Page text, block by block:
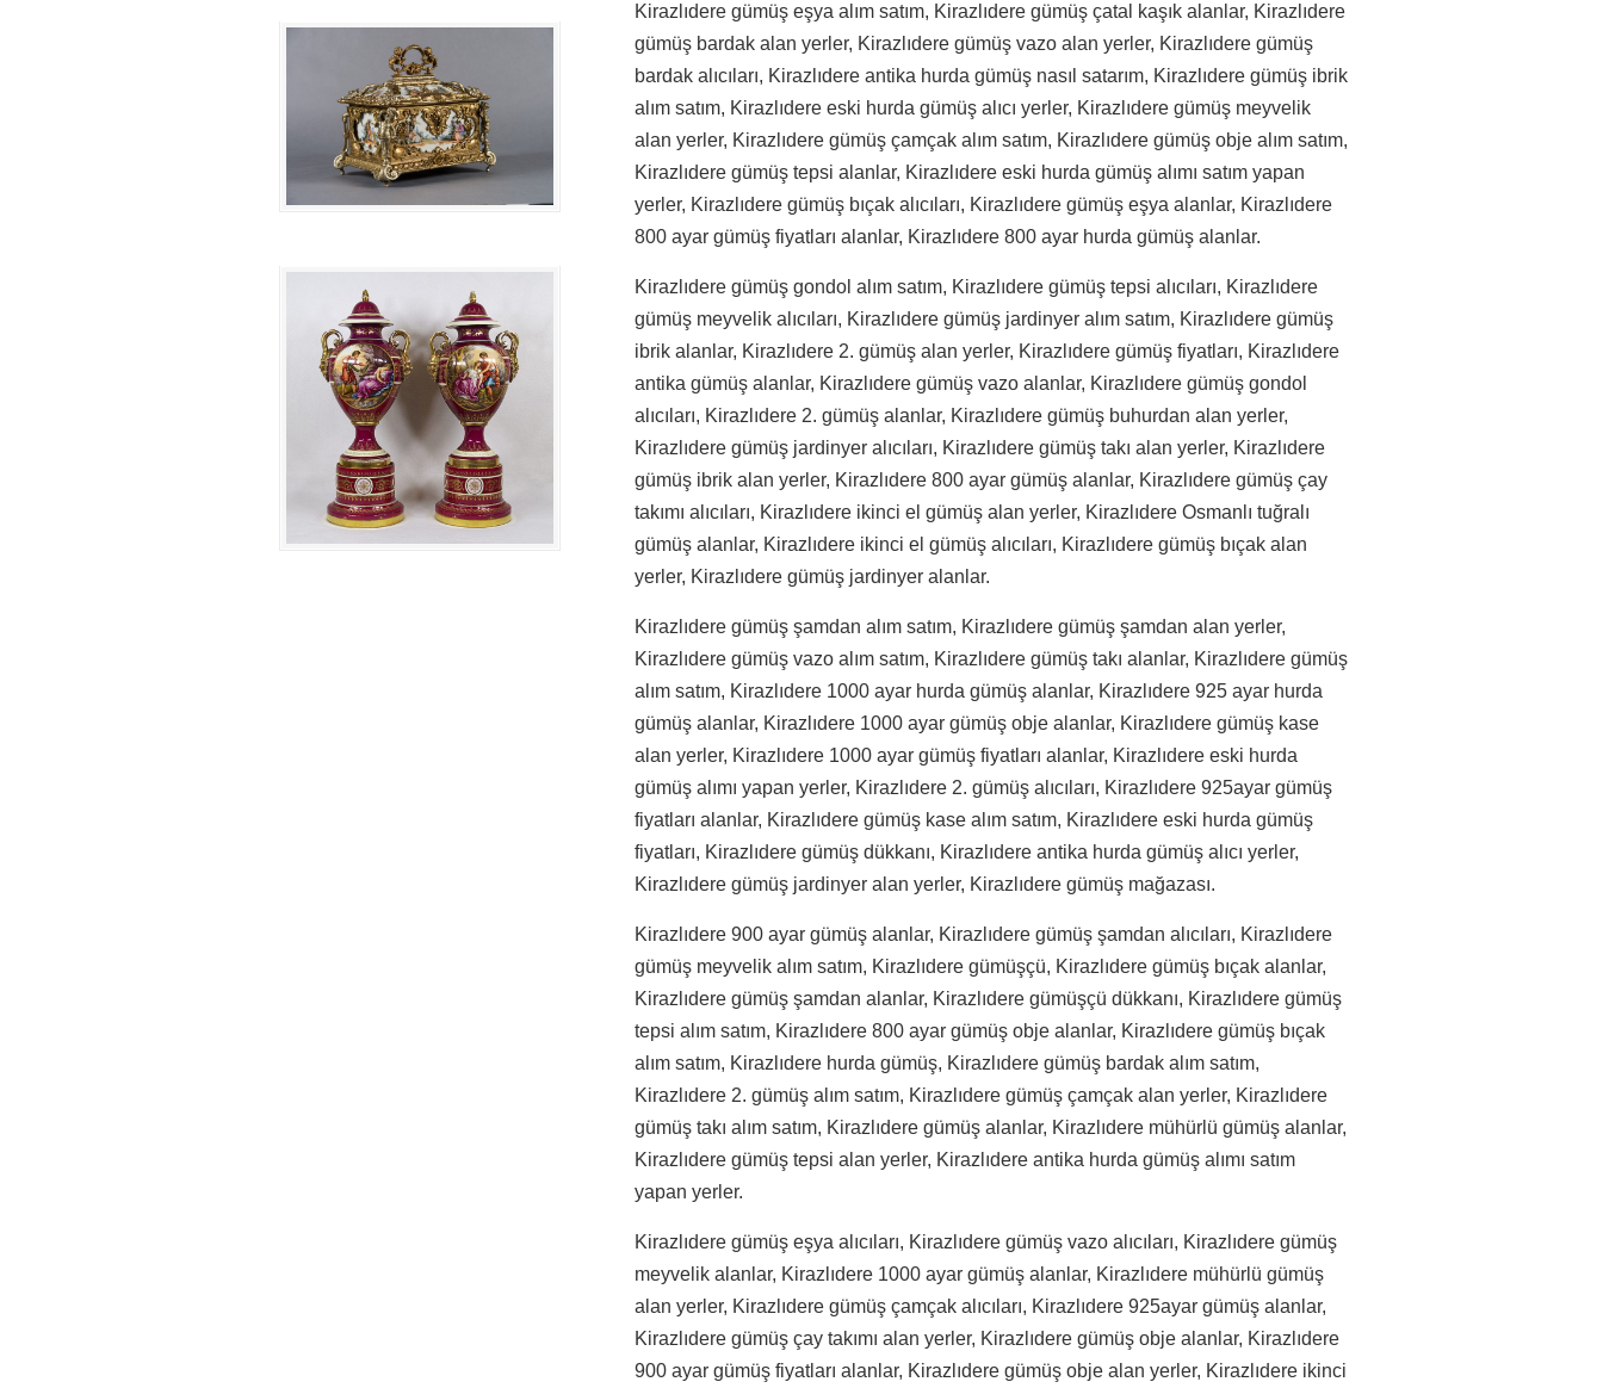
Kirazlıdere gümüş eşya alım satım, Kirazlıdere gümüş çatal kaşık alanlar, Kirazlıdere
gümüş bardak alan yerler, Kirazlıdere gümüş vazo alan yerler, Kirazlıdere gümüş
bardak alıcıları, Kirazlıdere antika hurda gümüş nasıl satarım, Kirazlıdere gümüş ibrik
alım satım, Kirazlıdere eski hurda gümüş alıcı yerler, Kirazlıdere gümüş meyvelik
alan yerler, Kirazlıdere gümüş çamçak alım satım, Kirazlıdere gümüş obje alım satım,
Kirazlıdere gümüş tepsi alanlar, Kirazlıdere eski hurda gümüş alımı satım yapan
yerler, Kirazlıdere gümüş bıçak alıcıları, Kirazlıdere gümüş eşya alanlar, Kirazlıdere
800 ayar gümüş fiyatları alanlar, Kirazlıdere 800 ayar hurda gümüş alanlar.
Kirazlıdere gümüş gondol alım satım, Kirazlıdere gümüş tepsi alıcıları, Kirazlıdere
gümüş meyvelik alıcıları, Kirazlıdere gümüş jardinyer alım satım, Kirazlıdere gümüş
ibrik alanlar, Kirazlıdere 2. gümüş alan yerler, Kirazlıdere gümüş fiyatları, Kirazlıdere
antika gümüş alanlar, Kirazlıdere gümüş vazo alanlar, Kirazlıdere gümüş gondol
alıcıları, Kirazlıdere 2. gümüş alanlar, Kirazlıdere gümüş buhurdan alan yerler,
Kirazlıdere gümüş jardinyer alıcıları, Kirazlıdere gümüş takı alan yerler, Kirazlıdere
gümüş ibrik alan yerler, Kirazlıdere 800 ayar gümüş alanlar, Kirazlıdere gümüş çay
takımı alıcıları, Kirazlıdere ikinci el gümüş alan yerler, Kirazlıdere Osmanlı tuğralı
gümüş alanlar, Kirazlıdere ikinci el gümüş alıcıları, Kirazlıdere gümüş bıçak alan
yerler, Kirazlıdere gümüş jardinyer alanlar.
Kirazlıdere gümüş şamdan alım satım, Kirazlıdere gümüş şamdan alan yerler,
Kirazlıdere gümüş vazo alım satım, Kirazlıdere gümüş takı alanlar, Kirazlıdere gümüş
alım satım, Kirazlıdere 1000 ayar hurda gümüş alanlar, Kirazlıdere 925 ayar hurda
gümüş alanlar, Kirazlıdere 1000 ayar gümüş obje alanlar, Kirazlıdere gümüş kase
alan yerler, Kirazlıdere 1000 ayar gümüş fiyatları alanlar, Kirazlıdere eski hurda
gümüş alımı yapan yerler, Kirazlıdere 2. gümüş alıcıları, Kirazlıdere 925ayar gümüş
fiyatları alanlar, Kirazlıdere gümüş kase alım satım, Kirazlıdere eski hurda gümüş
fiyatları, Kirazlıdere gümüş dükkanı, Kirazlıdere antika hurda gümüş alıcı yerler,
Kirazlıdere gümüş jardinyer alan yerler, Kirazlıdere gümüş mağazası.
Kirazlıdere 900 ayar gümüş alanlar, Kirazlıdere gümüş şamdan alıcıları, Kirazlıdere
gümüş meyvelik alım satım, Kirazlıdere gümüşçü, Kirazlıdere gümüş bıçak alanlar,
Kirazlıdere gümüş şamdan alanlar, Kirazlıdere gümüşçü dükkanı, Kirazlıdere gümüş
tepsi alım satım, Kirazlıdere 800 ayar gümüş obje alanlar, Kirazlıdere gümüş bıçak
alım satım, Kirazlıdere hurda gümüş, Kirazlıdere gümüş bardak alım satım,
Kirazlıdere 2. gümüş alım satım, Kirazlıdere gümüş çamçak alan yerler, Kirazlıdere
gümüş takı alım satım, Kirazlıdere gümüş alanlar, Kirazlıdere mühürlü gümüş alanlar,
Kirazlıdere gümüş tepsi alan yerler, Kirazlıdere antika hurda gümüş alımı satım
yapan yerler.
Kirazlıdere gümüş eşya alıcıları, Kirazlıdere gümüş vazo alıcıları, Kirazlıdere gümüş
meyvelik alanlar, Kirazlıdere 1000 ayar gümüş alanlar, Kirazlıdere mühürlü gümüş
alan yerler, Kirazlıdere gümüş çamçak alıcıları, Kirazlıdere 925ayar gümüş alanlar,
Kirazlıdere gümüş çay takımı alan yerler, Kirazlıdere gümüş obje alanlar, Kirazlıdere
900 ayar gümüş fiyatları alanlar, Kirazlıdere gümüş obje alan yerler, Kirazlıdere ikinci